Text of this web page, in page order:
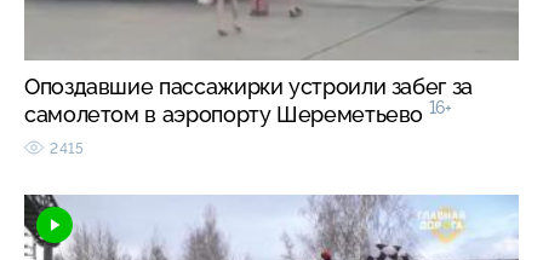
Опоздавшие пассажирки устроили забег за
самолетом в аэропорту Шереметьево 16+
2415